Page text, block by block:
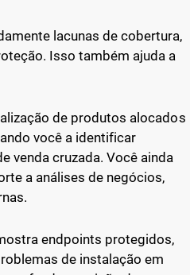
lacunas de cobertura,
Isso também ajuda a
de produtos alocados
você a identificar
venda cruzada. Você ainda
a análises de negócios,
endpoints protegidos,
de instalação em